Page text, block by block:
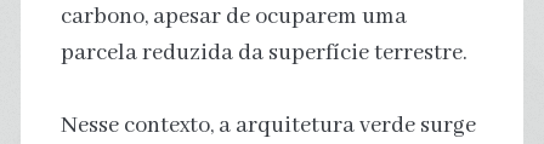
carbono, apesar de ocuparem uma
parcela reduzida da superfície terrestre.
Nesse contexto, a arquitetura verde surge